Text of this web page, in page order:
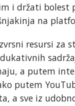
i držati bolest
na
resursi za
a putem
putem
a sve iz